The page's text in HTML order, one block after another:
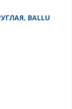
BALLU